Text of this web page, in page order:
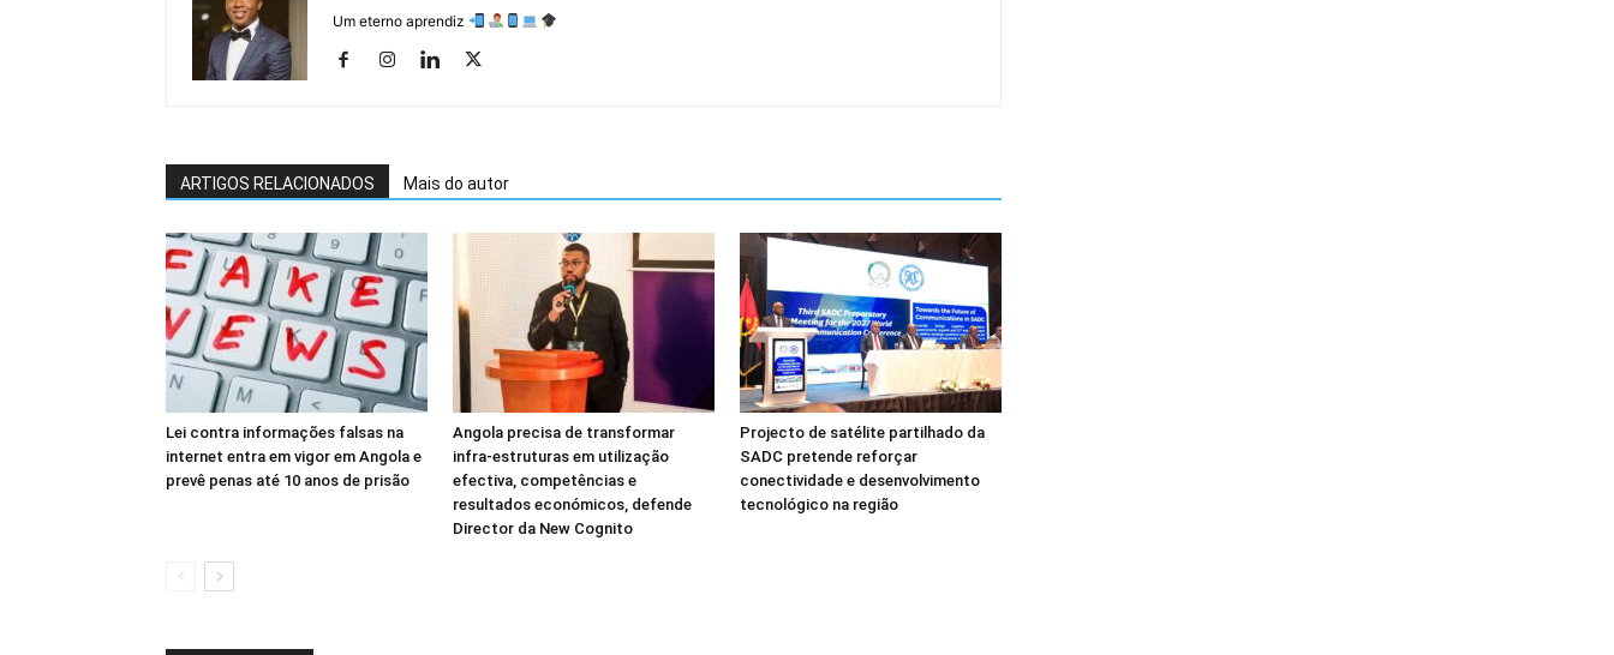
Um eterno aprendiz
ARTIGOS RELACIONADOS Mais do autor
Lei contra informações falsas na
internet entra em vigor em Angola e
prevê penas até 10 anos de prisão
Angola precisa de transformar
infra-estruturas em utilização
efectiva, competências e
resultados económicos, defende
Director da New Cognito
Projecto de satélite partilhado da
SADC pretende reforçar
conectividade e desenvolvimento
tecnológico na região